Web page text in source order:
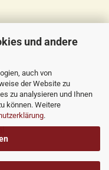
und andere
auch von
der Website zu
zu analysieren und Ihnen
können. Weitere
.